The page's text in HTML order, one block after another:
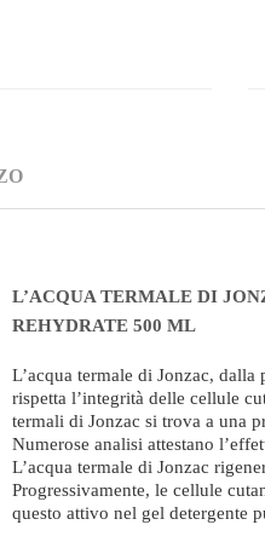
L’ACQUA TERMALE DI
REHYDRATE 500 ML
L’acqua termale di Jonzac,
rispetta l’integrità delle cellule
termali di Jonzac si trova a una
Numerose analisi attestano
L’acqua termale di Jonzac
Progressivamente, le cellule
questo attivo nel gel detergente